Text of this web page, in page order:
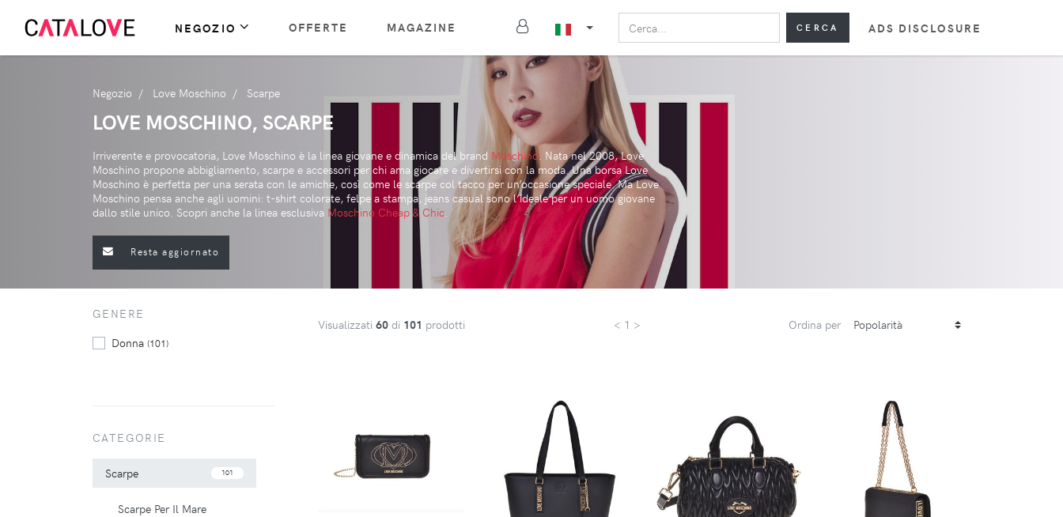
NEGOZIO OFFERTE MAGAZINE CERCA ADS DISCLOSURE
Negozio Love Moschino Scarpe
LOVE MOSCHINO, SCARPE
Irriverente e provocatoria, Love Moschino è la linea giovane e dinamica del brand Moschino. Nata nel 2008, Love
Moschino propone abbigliamento, scarpe e accessori per chi ama giocare e divertirsi con la moda. Una borsa Love
Moschino è perfetta per una serata con le amiche, così come le scarpe col tacco per un’occasione speciale. Ma Love
Moschino pensa anche agli uomini: t-shirt colorate, felpe a stampa, jeans casual sono l’ideale per un uomo giovane
dallo stile unico. Scopri anche la linea esclusiva Moschino Cheap & Chic
Resta aggiornato
Visualizzati 60 di 101 prodotti < 1 > Ordina per
GENERE
Donna (101)
CATEGORIE
Scarpe 101
Scarpe Per Il Mare